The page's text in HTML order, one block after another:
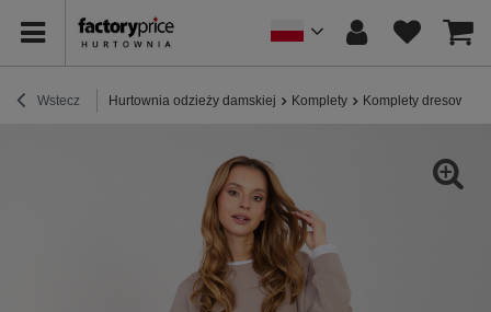
Wstecz Hurtownia odzieży damskiej Komplety Komplety dresowe